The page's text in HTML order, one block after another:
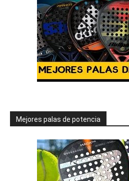
Mejores palas de potencia